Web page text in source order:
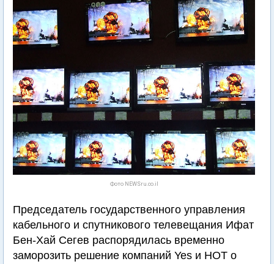
Фото NEWSru.co.il
Председатель государственного управления
кабельного и спутникового телевещания Ифат
Бен-Хай Сегев распорядилась временно
заморозить решение компаний Yes и HOT о